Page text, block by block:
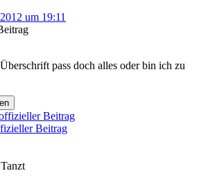
um 19:11
pass doch alles oder bin ich zu
Beitrag
Beitrag